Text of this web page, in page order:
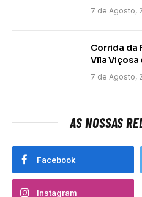
7 de Agosto,
Corrida da
Vila
7 de Agosto,
AS NOSSAS
Facebook
Instagram